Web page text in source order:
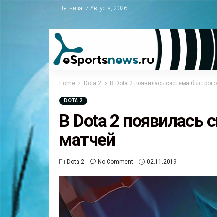
Пятница, 7 Августа, 2026
Home Dota 2 В Dota 2 появилась система
DOTA 2
В Dota 2 появилась
матчей
Dota 2 No Comment 02.11.2019